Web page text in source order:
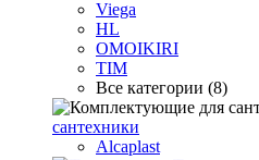
Viega
HL
OMOIKIRI
TIM
Все категории (8)
сантехники
Alcaplast